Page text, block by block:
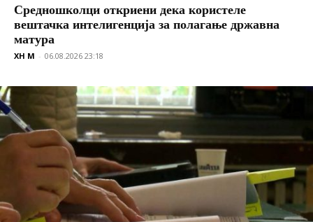
Средношколци откриени дека користеле
вештачка интелигенција за полагање државна
матура
XH M - 06.08.2026 23:18